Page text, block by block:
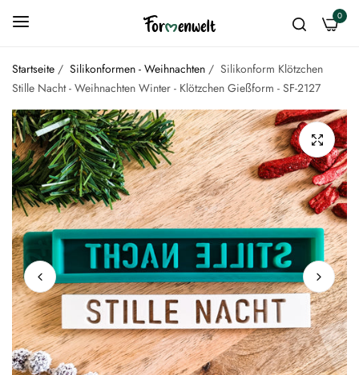
0
Startseite / Silikonformen - Weihnachten / Silikonform Klötzchen
Stille Nacht - Weihnachten Winter - Klötzchen Gießform - SF-2127